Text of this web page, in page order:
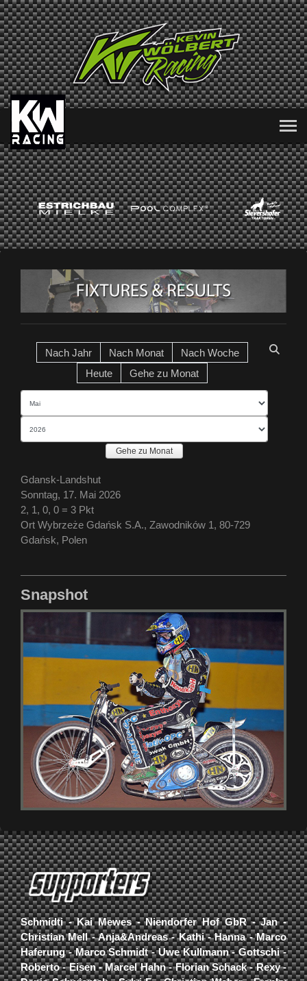
Nach Jahr Nach Monat
Nach Woche
Heute
Gehe zu Monat
Gehe zu Monat
Gdansk-Landshut
Sonntag, 17. Mai 2026
2, 1, 0, 0 = 3 Pkt
Ort Wybrzeże Gdańsk S.A., Zawodników 1, 80-729
Gdańsk, Polen
Snapshot
Schmidti - Kai Mewes - Niendorfer Hof GbR - Jan -
Christian Mell - Anja&Andreas - Kathi - Hanna - Marco
Haferung - Marco Schmidt - Uwe Kullmann - Gottschi -
Roberto - Eisen - Marcel Hahn - Florian Schack - Rexy -